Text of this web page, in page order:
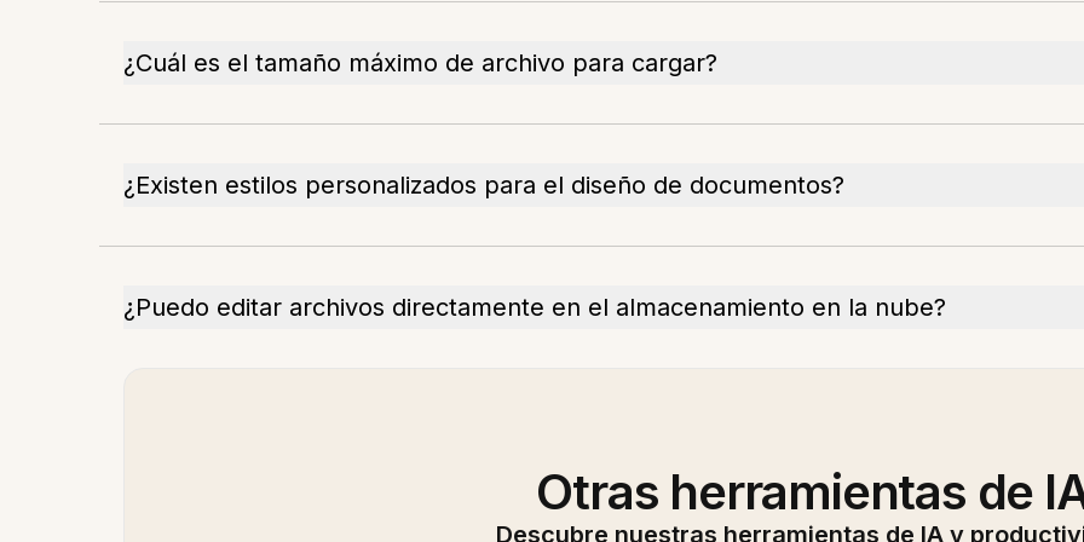
¿Cuál es el tamaño máximo de archivo para cargar?
¿Existen estilos personalizados para el diseño de documentos?
¿Puedo editar archivos directamente en el almacenamiento en la nube?
Otras herramientas de
Descubre nuestras herramientas de IA y